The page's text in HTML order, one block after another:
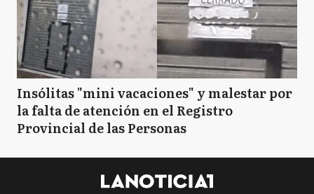
Insólitas "mini vacaciones" y malestar por
la falta de atención en el Registro
Provincial de las Personas